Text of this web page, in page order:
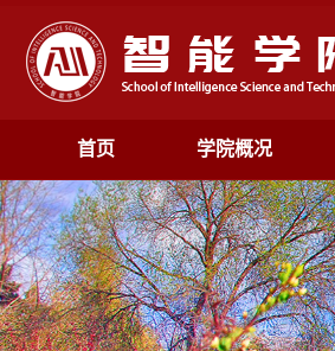
首页 学院概况